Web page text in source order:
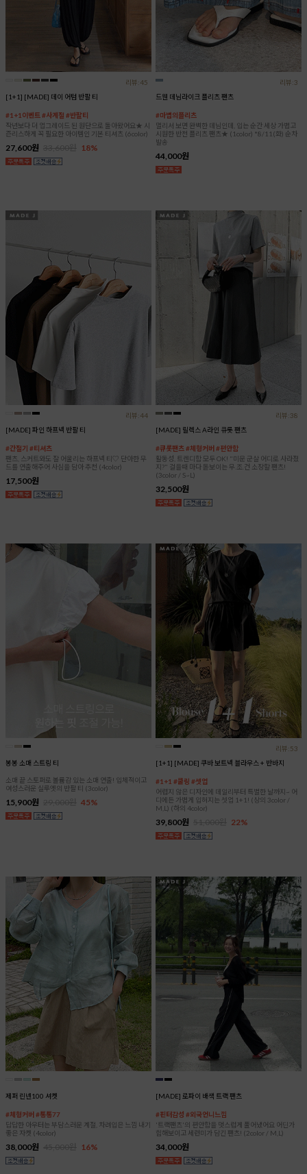
리뷰:45
[1+1] [MADE] 데이 어텀 반팔 티
#1+1이벤트 #사계절 #반팔티
작년보다 더 업그레이드 된 원단으로 돌아왔어요★ 시
즌리스하게 꼭 필요한 아이템인 기본 티셔츠 (6color)
27,600원 18%
리뷰:3
드웬 데님라이크 플리츠 팬츠
#마법의플리츠
멀리서 보면 완벽한 데님인데, 입는 순간 세상 가볍고
시원한 반전 플리츠 팬츠★ (1color) *8/11(화) 순차
발송
44,000원
리뷰:44
[MADE] 파인 하프넥 반팔 티
#간절기 #티셔츠
팬츠, 스커트와도 잘 어울리는 하프넥 티♡ 단아한 무
드를 연출해주어 사심을 담아 추천 (4color)
17,500원
리뷰:38
[MADE] 릴렉스 A라인 큐롯 팬츠
#큐롯팬츠 #체형커버 #편안함
활동성, 트렌디함 모두 OK! "미운 군살 어디로 사라졌
지?" 걸을때 마다 돋보이는 무.조.건 소장할 팬츠!
(3color / S~L)
32,500원
봉봉 소매 스트링 티
소매 끝 스토퍼로 볼륨감 있는 소매 연출! 입체적이고
여성스러운 실루엣의 반팔 티 (3color)
15,900원 45%
리뷰:53
[1+1] [MADE] 쿠바 보트넥 블라우스 + 반바지
#1+1 #쿨링 #셋업
어렵지 않은 디자인에 데일리부터 특별한 날까지~ 어
디에든 가볍게 입혀지는 셋업 1+1! (상의 3color /
M,L) (하의 4color)
39,800원 22%
제퍼 린넨100 셔켓
#체형커버 #통통77
답답한 아우터는 부담스러운 계절, 차려입은 느낌 내기
좋은 자켓 (4color)
38,000원 16%
[MADE] 로파이 배색 트랙 팬츠
#핀터감성 #외국언니느낌
'트랙팬츠'의 편안함을 멋스럽게 풀어냈어요 어딘가
힙해보이고 세련미가 담긴 팬츠! (2color / M,L)
34,000원